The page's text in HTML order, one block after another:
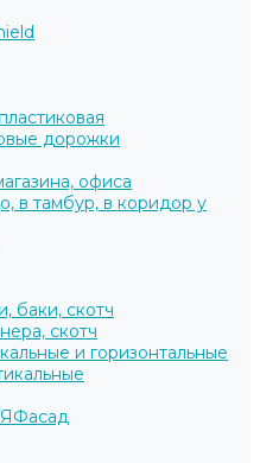
дорожки
офиса
в тамбур, в коридор у
баки, скотч
скотч
и горизонтальные
ЯФасад